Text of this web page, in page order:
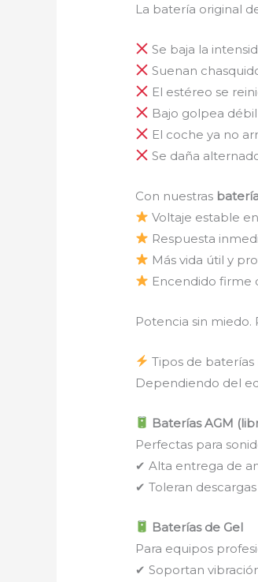
La batería original
Se baja la
Suenan
El estéreo se
Bajo golpea
El coche ya no
Se daña
Con nuestras
Voltaje estable
Respuesta
Más vida útil y
Encendido firme
Potencia sin miedo.
Tipos de
Dependiendo del
Baterías AGM
Perfectas para
✔ Alta entrega de
✔ Toleran
Baterías de Gel
Para equipos
✔ Soportan